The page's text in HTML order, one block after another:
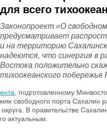
для всего
Законопроект «О
предусматривает
и на территорию
надеются, что синергия в
Востока положительно
тихоокеанского побережья
, подготовленному
свободного порта Сахалин
В правительстве
актуальным.